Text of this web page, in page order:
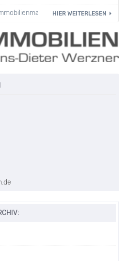
HIER WEITERLESEN